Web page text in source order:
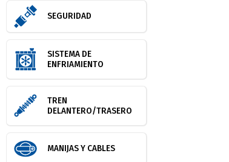
SEGURIDAD
SISTEMA DE
ENFRIAMIENTO
TREN
DELANTERO/TRASERO
MANIJAS Y CABLES